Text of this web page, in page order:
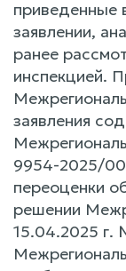
приведенные
заявлении,
ранее
инспекцией.
заявления
9954-2025/
переоценки
решении
15.04.2025